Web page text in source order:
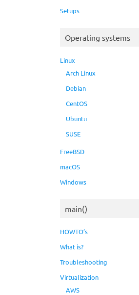
Setups
Operating systems
Linux
Arch Linux
Debian
CentOS
Ubuntu
SUSE
FreeBSD
macOS
Windows
main()
HOWTO’s
What is?
Troubleshooting
Virtualization
AWS